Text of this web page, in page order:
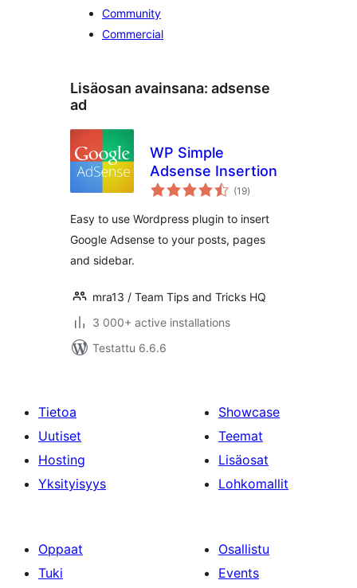
Community
Commercial
Lisäosan avainsana: adsense
ad
WP Simple
Adsense Insertion
(19arvosanat
yhteensä
)
Easy to use Wordpress plugin to insert
Google Adsense to your posts, pages
and sidebar.
mra13 / Team Tips and Tricks HQ
3 000+ active installations
Testattu 6.6.6
Tietoa
Uutiset
Hosting
Yksityisyys
Showcase
Teemat
Lisäosat
Lohkomallit
Oppaat
Tuki
Osallistu
Events